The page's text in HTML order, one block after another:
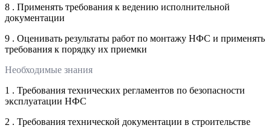
8 . Применять требования к ведению исполнительной
документации
9 . Оценивать результаты работ по монтажу НФС и применять
требования к порядку их приемки
Необходимые знания
1 . Требования технических регламентов по безопасности
эксплуатации НФС
2 . Требования технической документации в строительстве